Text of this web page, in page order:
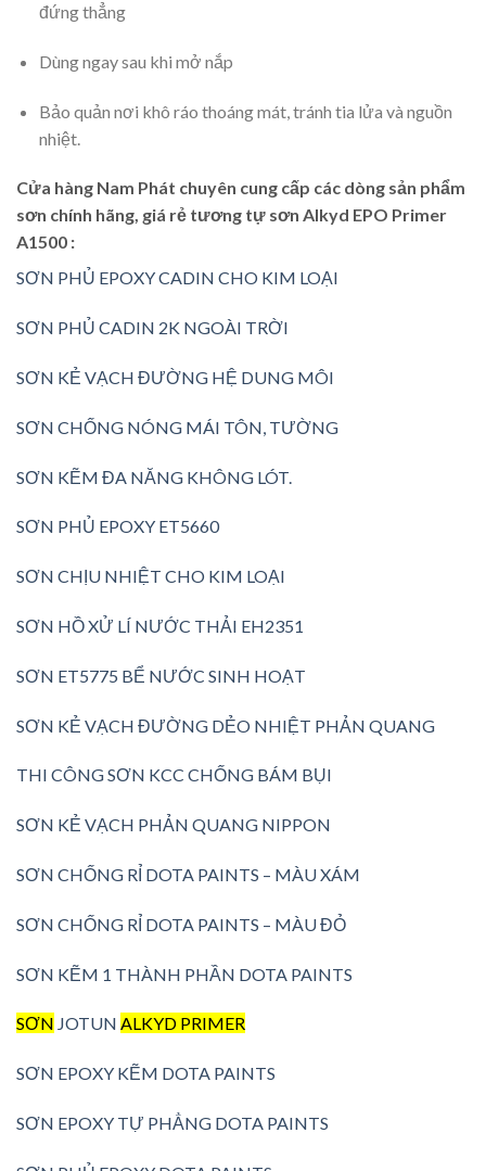
đứng thẳng
Dùng ngay sau khi mở nắp
Bảo quản nơi khô ráo thoáng mát, tránh tia lửa và nguồn
nhiệt.
Cửa hàng Nam Phát chuyên cung cấp các dòng sản phẩm
sơn chính hãng, giá rẻ tương tự sơn Alkyd EPO Primer
A1500 :
SƠN PHỦ EPOXY CADIN CHO KIM LOẠI
SƠN PHỦ CADIN 2K NGOÀI TRỜI
SƠN KẺ VẠCH ĐƯỜNG HỆ DUNG MÔI
SƠN CHỐNG NÓNG MÁI TÔN, TƯỜNG
SƠN KẼM ĐA NĂNG KHÔNG LÓT.
SƠN PHỦ EPOXY ET5660
SƠN CHỊU NHIỆT CHO KIM LOẠI
SƠN HỒ XỬ LÍ NƯỚC THẢI EH2351
SƠN ET5775 BỂ NƯỚC SINH HOẠT
SƠN KẺ VẠCH ĐƯỜNG DẺO NHIỆT PHẢN QUANG
THI CÔNG SƠN KCC CHỐNG BÁM BỤI
SƠN KẺ VẠCH PHẢN QUANG NIPPON
SƠN CHỐNG RỈ DOTA PAINTS – MÀU XÁM
SƠN CHỐNG RỈ DOTA PAINTS – MÀU ĐỎ
SƠN KẼM 1 THÀNH PHẦN DOTA PAINTS
SƠN JOTUN ALKYD PRIMER
SƠN EPOXY KẼM DOTA PAINTS
SƠN EPOXY TỰ PHẲNG DOTA PAINTS